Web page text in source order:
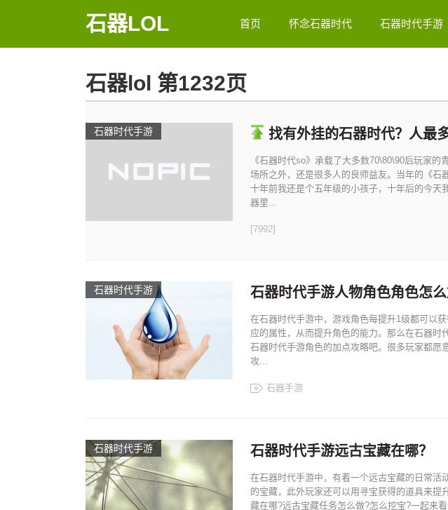
石器LOL 首页 怀念石器时代 石器时代手游
石器lol 第1232页
石器时代手游 找有外挂的石器时代？人最
《石器时代so》承载了大多数70\80\90后玩家
场所之外，还是很多人的良师益友。当年的《石
十年前我还是个五年级的小孩子，十年后的今天
器里...
[7992]
石器时代手游 石器时代手游人物角色角色怎么
在石器时代手游中，游戏角色每提升1级都可以
应的属性，从而提升角色的能力。那么在石器时
石器时代手游角色的加点攻略吧。很多玩家都愿
攻...
石器手游
石器时代手游 石器时代手游远古宝藏在哪？
在石器时代手游中，有着一个远古宝藏的日常活
的宝藏，此外玩家还可以用寻宝获得的道具来提
藏在哪?远古宝藏任务怎么做?怎么挖宝?一起来